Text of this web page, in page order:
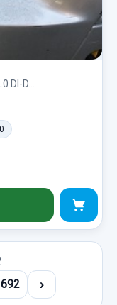
DI-D...
›